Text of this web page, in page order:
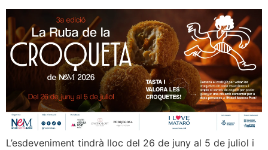
L’esdeveniment tindrà lloc del 26 de juny al 5 de juliol i